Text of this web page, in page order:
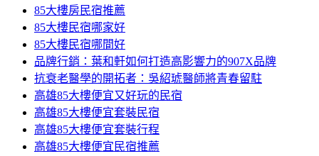
85大樓房民宿推薦
85大樓民宿哪家好
85大樓民宿哪間好
品牌行銷：葉和軒如何打造高影響力的907X品牌
抗衰老醫學的開拓者：吳紹琥醫師將青春留駐
高雄85大樓便宜又好玩的民宿
高雄85大樓便宜套裝民宿
高雄85大樓便宜套裝行程
高雄85大樓便宜民宿推薦